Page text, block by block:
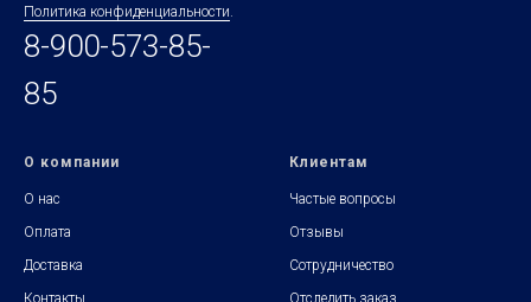
Политика конфиденциальности
8-900-573-85-
85
О компании
О нас
Оплата
Доставка
Контакты
Клиентам
Частые вопросы
Отзывы
Сотрудничество
Отследить заказ